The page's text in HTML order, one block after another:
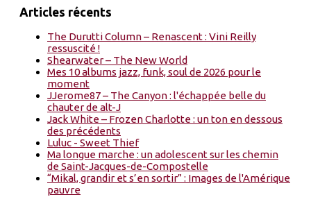
Articles récents
The Durutti Column – Renascent : Vini Reilly
ressuscité !
Shearwater – The New World
Mes 10 albums jazz, funk, soul de 2026 pour le
moment
JJerome87 – The Canyon : l'échappée belle du
chauter de alt-J
Jack White – Frozen Charlotte : un ton en dessous
des précédents
Luluc - Sweet Thief
Ma longue marche : un adolescent sur les chemin
de Saint-Jacques-de-Compostelle
“Mikal, grandir et s’en sortir” : Images de l'Amérique
pauvre